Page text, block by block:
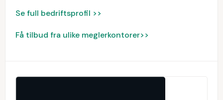
Se full bedriftsprofil >>
Få tilbud fra ulike meglerkontorer>>